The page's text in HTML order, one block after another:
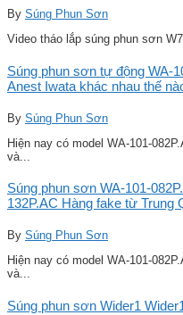
By Súng Phun Sơn
Video tháo lắp súng phun sơn
Súng phun sơn tự động WA-
Anest Iwata khác nhau thế
By Súng Phun Sơn
Hiện nay có model WA-101-
và...
Súng phun sơn WA-101-
132P.AC Hàng fake từ Trung
By Súng Phun Sơn
Hiện nay có model WA-101-
và...
Súng phun sơn Wider1